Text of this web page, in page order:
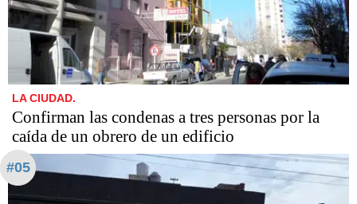
LA CIUDAD.
Confirman las condenas a tres personas por la
caída de un obrero de un edificio
#05